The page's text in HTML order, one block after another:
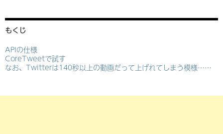
もくじ
APIの仕様
CoreTweetで試す
なお、Twitterは140秒以上の動画だって上げれてしまう模様……